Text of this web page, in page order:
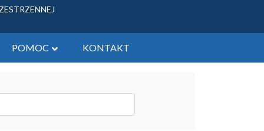
POMOC KONTAKT